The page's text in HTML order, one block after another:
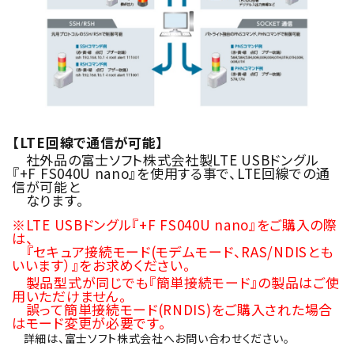
【LTE回線で通信が可能】
社外品の富士ソフト株式会社製LTE USBドングル
『+F FS040U nano』を使用する事で、LTE回線での通
信が可能と
なります。
※LTE USBドングル『+F FS040U nano』をご購入の際
は、
『セキュア接続モード(モデムモード、RAS/NDISとも
いいます）』をお求めください。
製品型式が同じでも『簡単接続モード』の製品はご使
用いただけません。
誤って簡単接続モード(RNDIS)をご購入された場合
はモード変更が必要です。
詳細は、富士ソフト株式会社へお問い合わせください。